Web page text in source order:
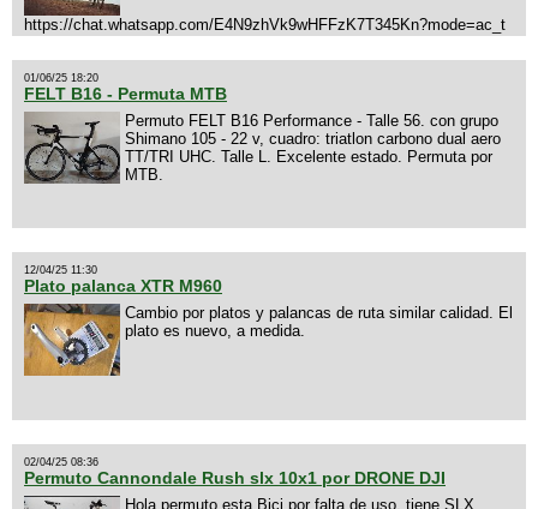
https://chat.whatsapp.com/E4N9zhVk9wHFFzK7T345Kn?mode=ac_t
01/06/25 18:20
FELT B16 - Permuta MTB
Permuto FELT B16 Performance - Talle 56. con grupo
Shimano 105 - 22 v, cuadro: triatlon carbono dual aero
TT/TRI UHC. Talle L. Excelente estado. Permuta por
MTB.
12/04/25 11:30
Plato palanca XTR M960
Cambio por platos y palancas de ruta similar calidad. El
plato es nuevo, a medida.
02/04/25 08:36
Permuto Cannondale Rush slx 10x1 por DRONE DJI
Hola permuto esta Bici por falta de uso, tiene SLX